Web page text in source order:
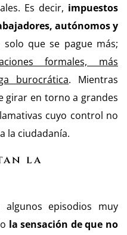
Es decir, impuestos
autónomos y
solo que se pague más;
formales, más
burocrática. Mientras
girar en torno a grandes
cuyo control no
la ciudadanía.
la
episodios muy
la sensación de que no